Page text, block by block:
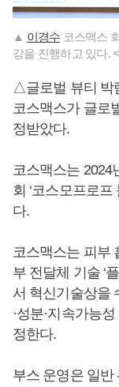
▲ 이경수 코스맥스
강을 진행하고 있다.
△글로벌 뷰티 박
코스맥스가 글로
정받았다.
코스맥스는 2024
회 ‘코스모프로프
다.
코스맥스는 피부
부 전달체 기술 ‘
서 혁신기술상을
·성분·지속가능
정한다.
부스 운영은 일반